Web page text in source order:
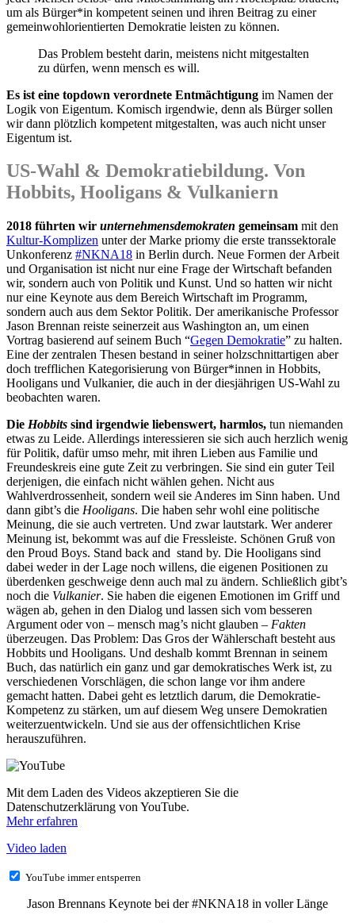
um als Bürger*in kompetent seinen und ihren Beitrag zu einer
gemeinwohlorientierten Demokratie leisten zu können.
Das Problem besteht darin, meistens nicht mitgestalten
zu dürfen, wenn mensch es will.
Es ist eine topdown verordnete Entmächtigung im Namen der
Logik von Eigentum. Komisch irgendwie, denn als Bürger sollen
wir dann plötzlich kompetent mitgestalten, was auch nicht unser
Eigentum ist.
US-Wahl & Demokratiebildung. Von
Hobbits, Hooligans & Vulkaniern
2018 führten wir unternehmensdemokraten gemeinsam mit den
Kultur-Komplizen unter der Marke priomy die erste transsektorale
Unkonferenz #NKNA18 in Berlin durch. Neue Formen der Arbeit
und Organisation ist nicht nur eine Frage der Wirtschaft befanden
wir, sondern auch von Politik und Kunst. Und so hatten wir nicht
nur eine Keynote aus dem Bereich Wirtschaft im Programm,
sondern auch aus dem Sektor Politik. Der amerikanische Professor
Jason Brennan reiste seinerzeit aus Washington an, um einen
Vortrag basierend auf seinem Buch “Gegen Demokratie” zu halten.
Eine der zentralen Thesen bestand in seiner holzschnittartigen aber
doch trefflichen Kategorisierung von Bürger*innen in Hobbits,
Hooligans und Vulkanier, die auch in der diesjährigen US-Wahl zu
beobachten waren.
Die Hobbits sind irgendwie liebenswert, harmlos, tun niemanden
etwas zu Leide. Allerdings interessieren sie sich auch herzlich wenig
für Politik, dafür umso mehr, mit ihren Lieben aus Familie und
Freundeskreis eine gute Zeit zu verbringen. Sie sind ein guter Teil
derjenigen, die einfach nicht wählen gehen. Nicht aus
Wahlverdrossenheit, sondern weil sie Anderes im Sinn haben. Und
dann gibt’s die Hooligans. Die haben sehr wohl eine politische
Meinung, die sie auch vertreten. Und zwar lautstark. Wer anderer
Meinung ist, bekommt was auf die Fressleiste. Schönen Gruß von
den Proud Boys. Stand back and stand by. Die Hooligans sind
dabei weder in der Lage noch willens, die eigenen Positionen zu
überdenken geschweige denn auch mal zu ändern. Schließlich gibt’s
noch die Vulkanier. Sie haben die eigenen Emotionen im Griff und
wägen ab, gehen in den Dialog und lassen sich vom besseren
Argument oder von – mensch mag’s nicht glauben – Fakten
überzeugen. Das Problem: Das Gros der Wählerschaft besteht aus
Hobbits und Hooligans. Und deshalb kommt Brennan in seinem
Buch, das natürlich ein ganz und gar demokratisches Werk ist, zu
verschiedenen Vorschlägen, die schon lange vor ihm andere
gemacht hatten. Dabei geht es letztlich darum, die Demokratie-
Kompetenz zu stärken, um auf diesem Weg unsere Demokratien
weiterzuentwickeln. Und sie aus der offensichtlichen Krise
herauszuführen.
Mit dem Laden des Videos akzeptieren Sie die
Datenschutzerklärung von YouTube.
Mehr erfahren
Video laden
YouTube immer entsperren
Jason Brennans Keynote bei der #NKNA18 in voller Länge